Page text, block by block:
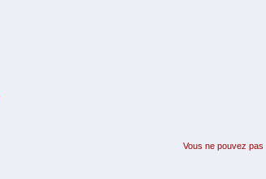
Vous ne pouvez